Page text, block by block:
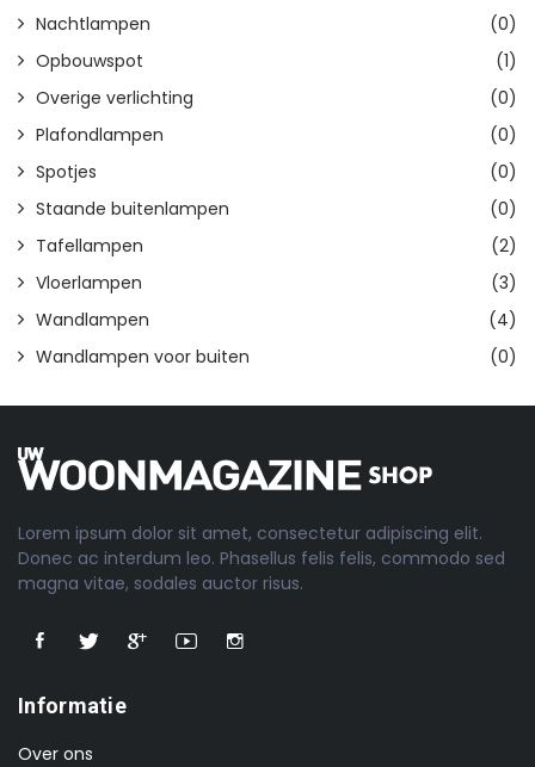
Nachtlampen
(0)
Opbouwspot
(1)
Overige verlichting
(0)
Plafondlampen
(0)
Spotjes
(0)
Staande buitenlampen
(0)
Tafellampen
(2)
Vloerlampen
(3)
Wandlampen
(4)
Wandlampen voor buiten
(0)
Lorem ipsum dolor sit amet, consectetur adipiscing elit.
Donec ac interdum leo. Phasellus felis felis, commodo sed
magna vitae, sodales auctor risus.
Informatie
Over ons